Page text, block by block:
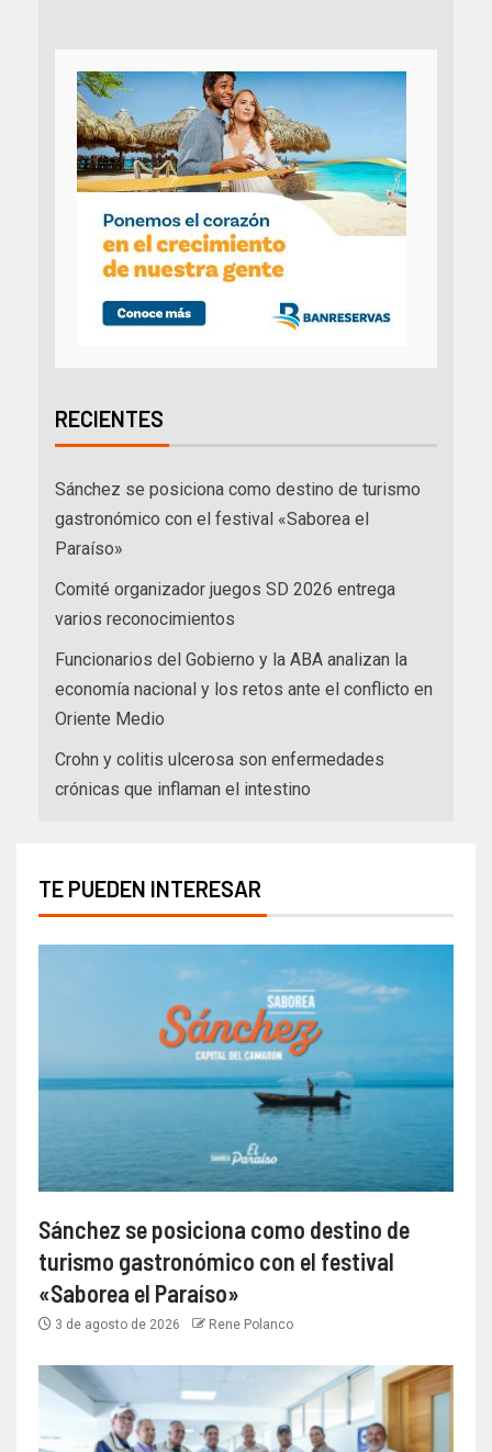
RECIENTES
Sánchez se posiciona como destino de turismo
gastronómico con el festival «Saborea el
Paraíso»
Comité organizador juegos SD 2026 entrega
varios reconocimientos
Funcionarios del Gobierno y la ABA analizan la
economía nacional y los retos ante el conflicto en
Oriente Medio
Crohn y colitis ulcerosa son enfermedades
crónicas que inflaman el intestino
TE PUEDEN INTERESAR
Sánchez se posiciona como destino de
turismo gastronómico con el festival
«Saborea el Paraíso»
3 de agosto de 2026 Rene Polanco